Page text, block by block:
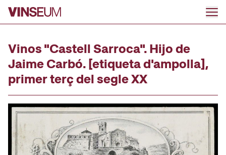
Ir al contenido
Vinos "Castell Sarroca". Hijo de
Jaime Carbó. [etiqueta d'ampolla],
primer terç del segle XX